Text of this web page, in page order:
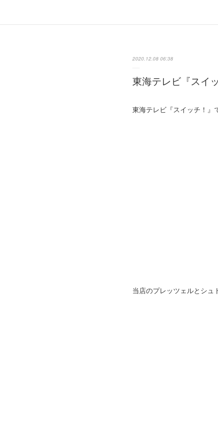
2020.12.08 06:38
東海テレビ『スイ
東海テレビ『スイッチ！』
当店のプレッツェルとシュ